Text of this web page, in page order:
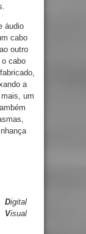
áudio
cabo
outro
cabo
a
um
Digital
Visual